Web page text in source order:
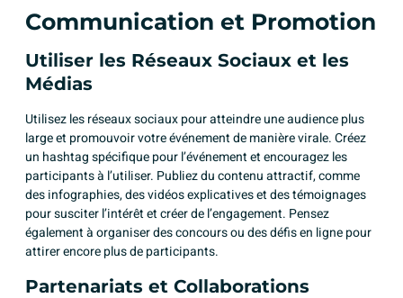
Communication et Promotion
Utiliser les Réseaux Sociaux et les
Médias
Utilisez les réseaux sociaux pour atteindre une audience plus
large et promouvoir votre événement de manière virale. Créez
un hashtag spécifique pour l’événement et encouragez les
participants à l’utiliser. Publiez du contenu attractif, comme
des infographies, des vidéos explicatives et des témoignages
pour susciter l’intérêt et créer de l’engagement. Pensez
également à organiser des concours ou des défis en ligne pour
attirer encore plus de participants.
Partenariats et Collaborations